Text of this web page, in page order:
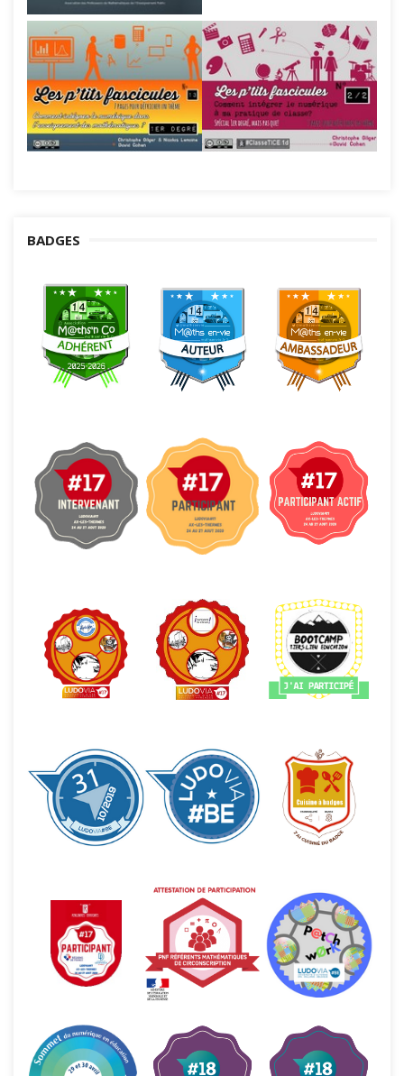
BADGES